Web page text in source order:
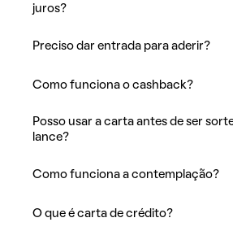
juros?
Preciso dar entrada para aderir?
Como funciona o cashback?
Posso usar a carta antes de ser
lance?
Como funciona a contemplação?
O que é carta de crédito?